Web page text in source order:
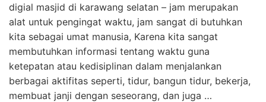
digial masjid di karawang selatan – jam merupakan
alat untuk pengingat waktu, jam sangat di butuhkan
kita sebagai umat manusia, Karena kita sangat
membutuhkan informasi tentang waktu guna
ketepatan atau kedisiplinan dalam menjalankan
berbagai aktifitas seperti, tidur, bangun tidur, bekerja,
membuat janji dengan seseorang, dan juga …